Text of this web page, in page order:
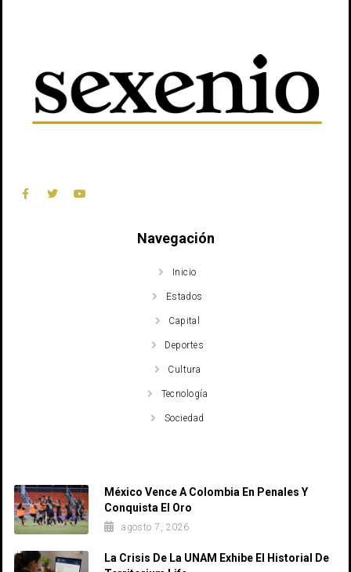
Navegación
Inicio
Estados
Capital
Deportes
Cultura
Tecnología
Sociedad
México Vence A Colombia En Penales Y
Conquista El Oro
agosto 7, 2026
La Crisis De La UNAM Exhibe El Historial De